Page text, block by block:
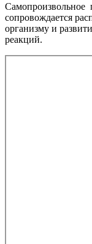
Самопроизвольное
сопровождается
организму и
реакций.